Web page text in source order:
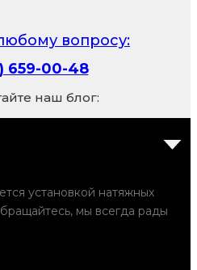
вопросу:
659-00-48
наш блог:
установкой натяжных
мы всегда рады